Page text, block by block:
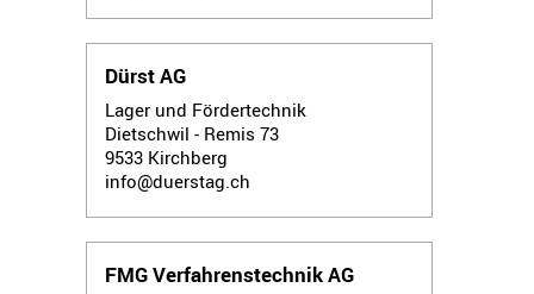
Dürst AG
Lager und Fördertechnik
Dietschwil - Remis 73
9533 Kirchberg
info@duerstag.ch
FMG Verfahrenstechnik AG